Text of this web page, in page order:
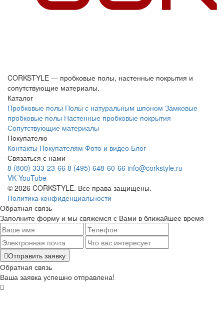
CORKSTYLE — пробковые полы, настенные покрытия и
сопутствующие материалы.
Каталог
Пробковые полы Полы с натуральным шпоном Замковые
пробковые полы Настенные пробковые покрытия
Сопутствующие материалы
Покупателю
Контакты Покупателям Фото и видео Блог
Связаться с нами
8 (800) 333-23-66 8 (495) 648-60-66 info@corkstyle.ru
VK YouTube
© 2026 CORKSTYLE. Все права защищены.
Политика конфиденциальности
Обратная связь
Заполните форму и мы свяжемся с Вами в ближайшее время
Отправить заявку
Обратная связь
Ваша заявка успешно отправлена!